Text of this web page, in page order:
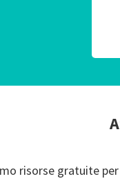
risorse gratuite